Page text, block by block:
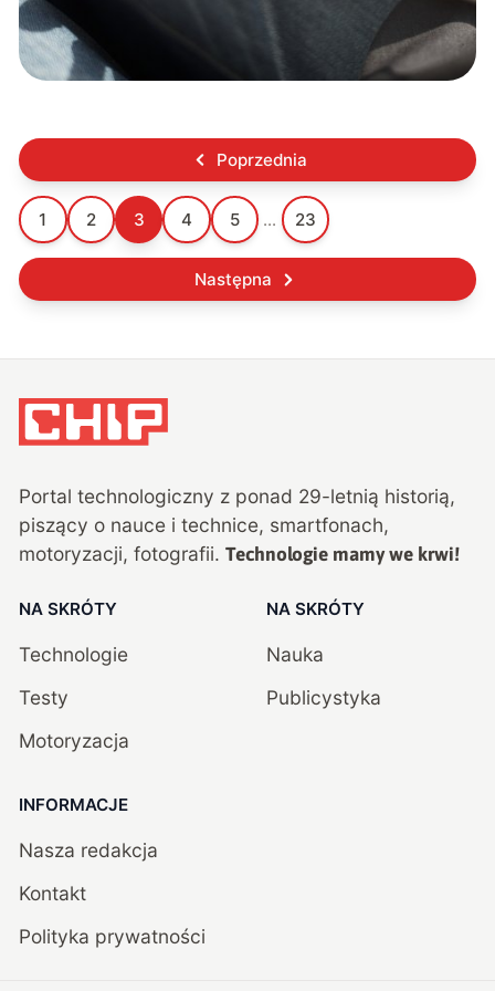
Poprzednia
1 2 3 4 5 ... 23
Następna
Portal technologiczny z ponad 29-letnią historią,
piszący o nauce i technice, smartfonach,
motoryzacji, fotografii. Technologie mamy we krwi!
NA SKRÓTY
Technologie
Testy
Motoryzacja
NA SKRÓTY
Nauka
Publicystyka
INFORMACJE
Nasza redakcja
Kontakt
Polityka prywatności